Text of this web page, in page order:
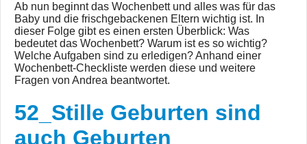
Ab nun beginnt das Wochenbett und alles was für das
Baby und die frischgebackenen Eltern wichtig ist. In
dieser Folge gibt es einen ersten Überblick: Was
bedeutet das Wochenbett? Warum ist es so wichtig?
Welche Aufgaben sind zu erledigen? Anhand einer
Wochenbett-Checkliste werden diese und weitere
Fragen von Andrea beantwortet.
52_Stille Geburten sind
auch Geburten